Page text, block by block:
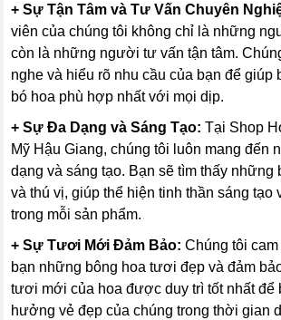
+ Sự Tận Tâm và Tư Vấn Chuyên
viên của chúng tôi không chỉ là những
còn là những người tư vấn tận tâm.
nghe và hiểu rõ nhu cầu của bạn để giúp
bó hoa phù hợp nhất với mọi dịp.
+ Sự Đa Dạng và Sáng Tạo: Tại Shop
Mỹ Hậu Giang, chúng tôi luôn mang đến
dạng và sáng tạo. Bạn sẽ tìm thấy những
và thú vị, giúp thể hiện tinh thần sáng tạo
trong mỗi sản phẩm.
+ Sự Tươi Mới Đảm Bảo: Chúng tôi
bạn những bông hoa tươi đẹp và đảm
tươi mới của hoa được duy trì tốt nhất để
hưởng vẻ đẹp của chúng trong thời gian